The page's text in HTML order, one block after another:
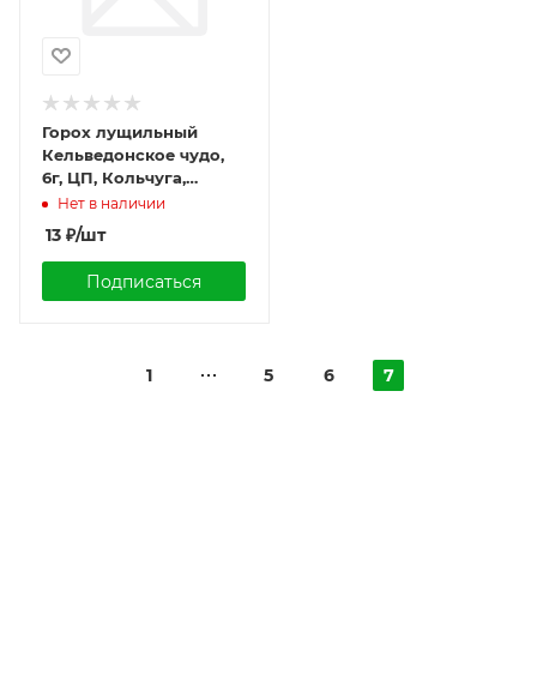
Горох лущильный
Кельведонское чудо,
6г, ЦП, Кольчуга,
Семена НК
Нет в наличии
13 ₽/шт
Подписаться
1 5 6 7